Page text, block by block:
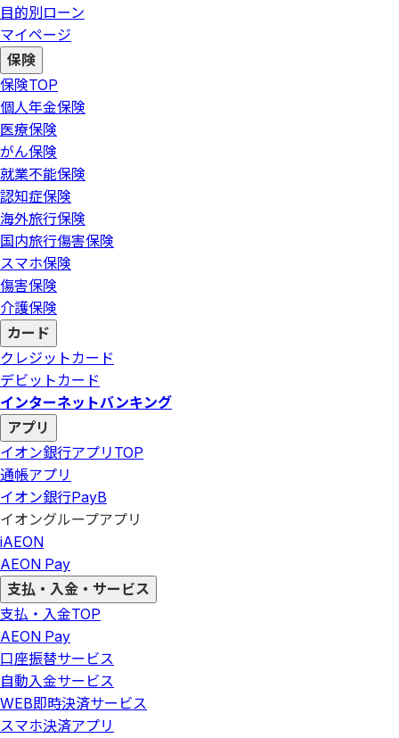
目的別ローン
マイページ
保険
保険TOP
個人年金保険
医療保険
がん保険
就業不能保険
認知症保険
海外旅行保険
国内旅行傷害保険
スマホ保険
傷害保険
介護保険
カード
クレジットカード
デビットカード
インターネットバンキング
アプリ
イオン銀行アプリ TOP
通帳アプリ
イオン銀行PayB
イオングループアプリ
iAEON
AEON Pay
支払・入金・サービス
支払・入金TOP
AEON Pay
口座振替サービス
自動入金サービス
WEB即時決済サービス
スマホ決済アプリ